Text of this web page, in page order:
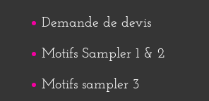
Demande de devis
Motifs Sampler 1 & 2
Motifs sampler 3